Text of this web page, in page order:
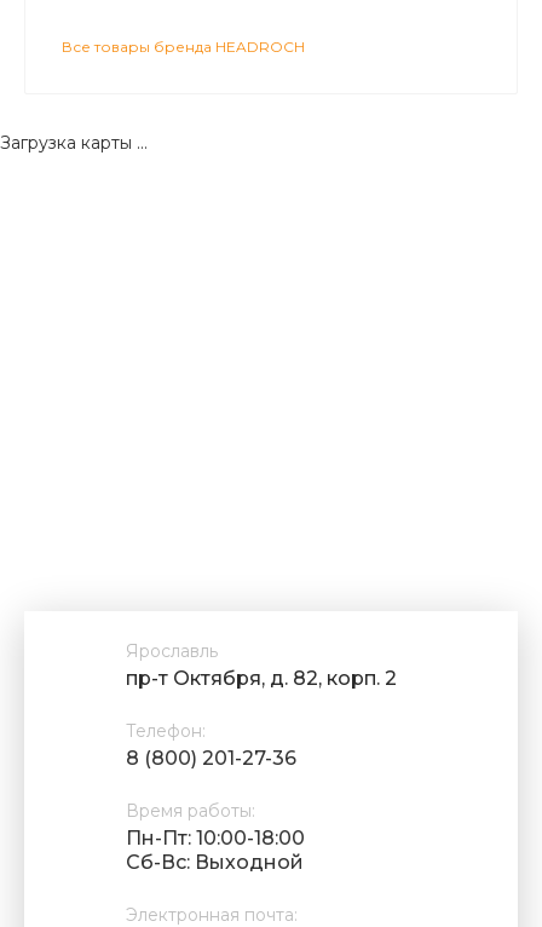
Все товары бренда HEADROCH
Загрузка карты ...
Ярославль
пр-т Октября, д. 82, корп. 2
Телефон:
8 (800) 201-27-36
Время работы:
Пн-Пт: 10:00-18:00
Cб-Вс: Выходной
Электронная почта: